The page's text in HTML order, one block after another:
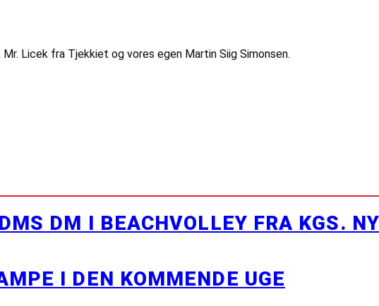
Licek fra Tjekkiet og vores egen Martin Siig Simonsen.
DM I BEACHVOLLEY FRA KGS.
I DEN KOMMENDE UGE